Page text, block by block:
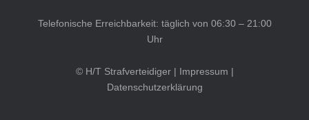
Telefonische Erreichbarkeit: täglich von 06:30 – 21:00
Uhr
© H/T Strafverteidiger | Impressum |
Datenschutzerklärung